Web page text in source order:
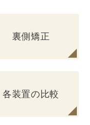
裏側矯正
各装置の比較